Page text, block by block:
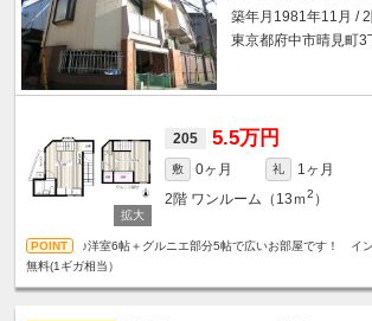
築年月1981年11月 /
東京都府中市晴見町3
205 5.5万円
敷 0ヶ月 礼
1ヶ月
2階 ワンルーム（13ｍ2 ）
♪洋室6帖＋グルニエ部分5帖で広いお部屋です！ イ
無料(1ギガ相当）